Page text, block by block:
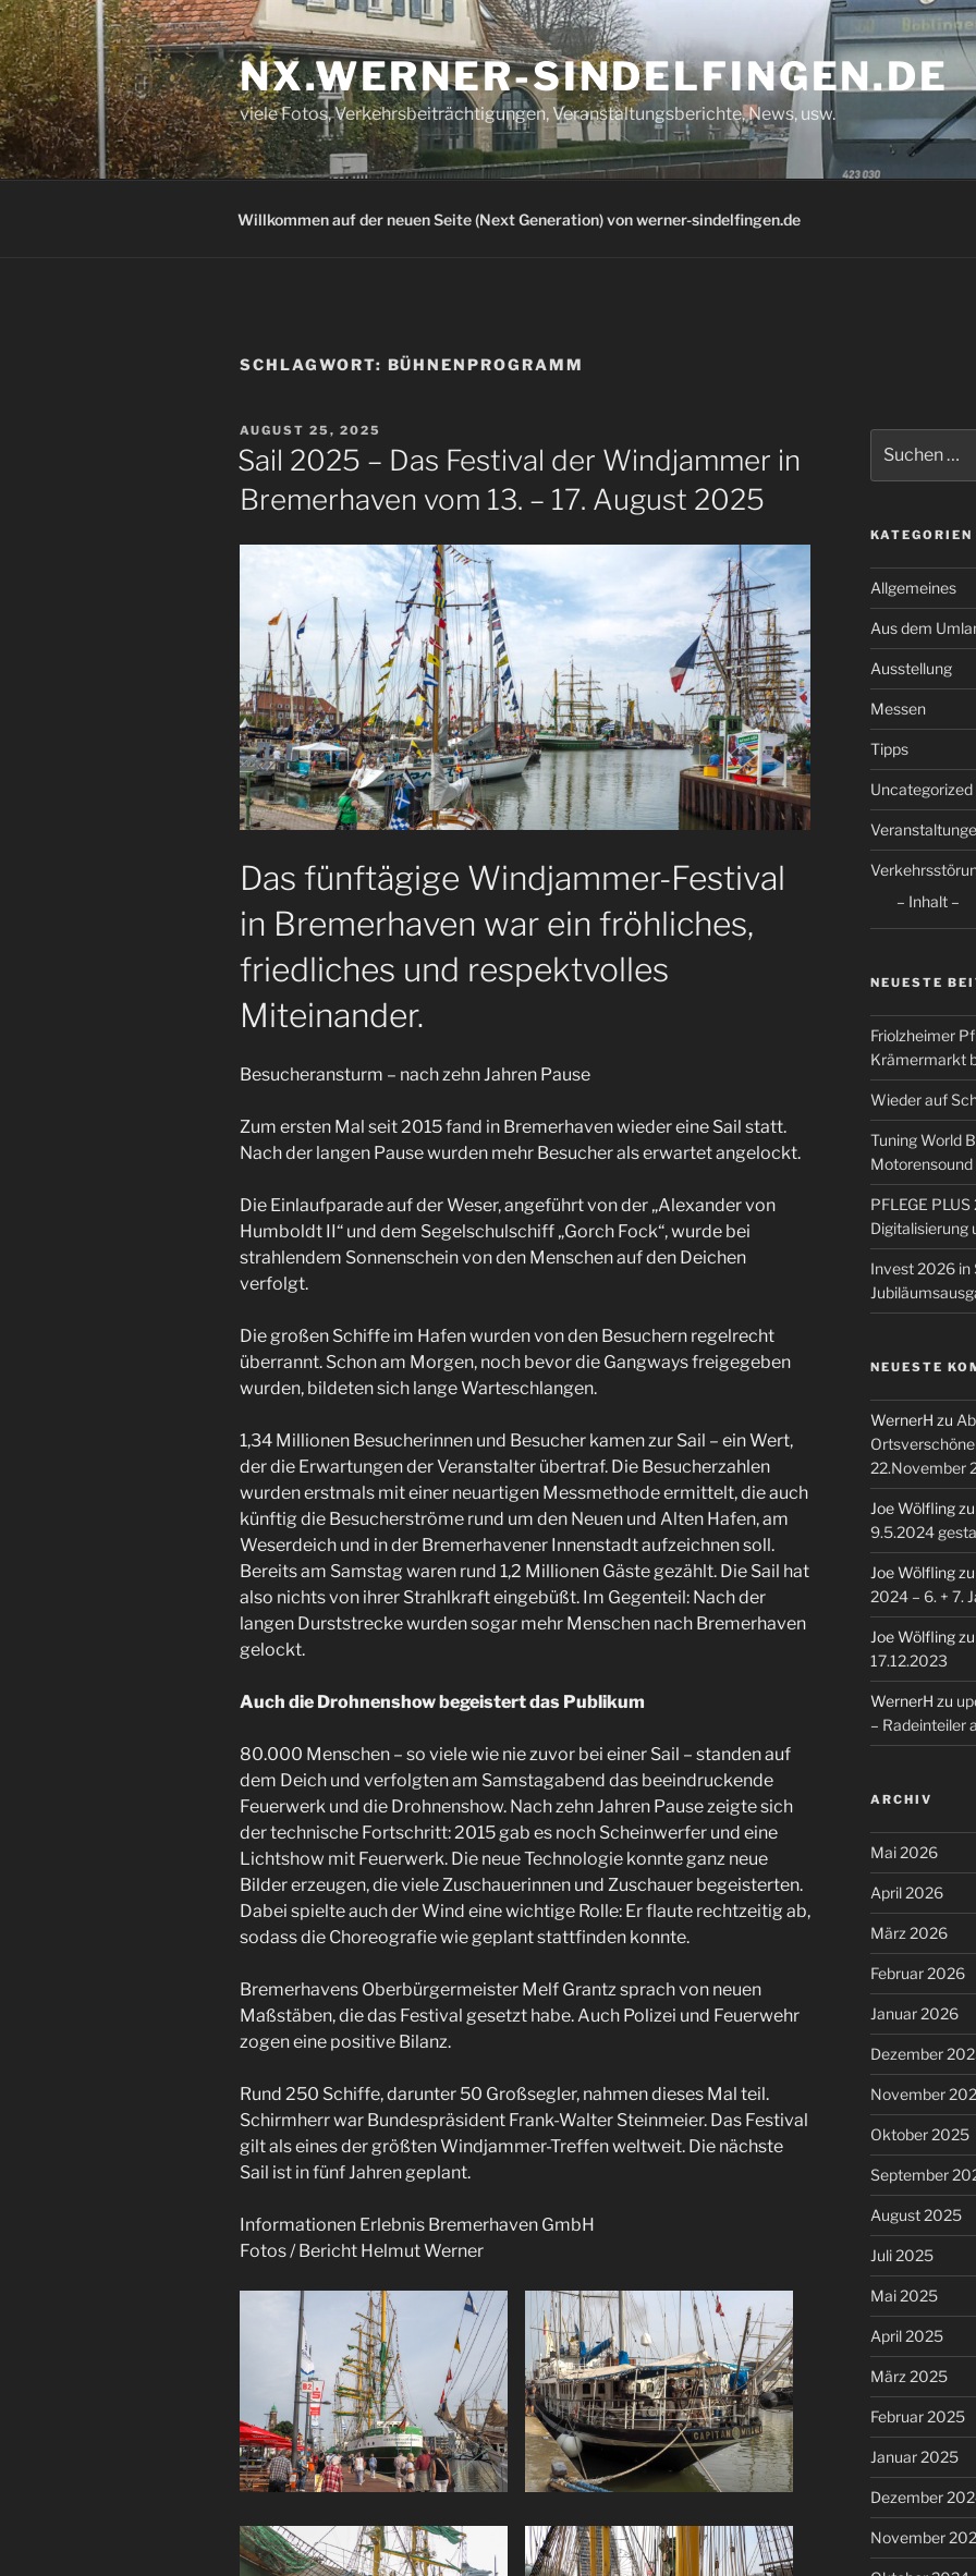
Zum
Inhalt
springen
NX.WERNER-SINDELFINGEN.DE
viele Fotos, Verkehrsbeiträchtigungen, Veranstaltungsberichte, News, usw.
Willkommen auf der neuen Seite (Next Generation) von werner-sindelfingen.de
SCHLAGWORT: BÜHNENPROGRAMM
VERÖFFENTLICHT
AM
AUGUST 25, 2025
Sail 2025 – Das Festival der Windjammer in
Bremerhaven vom 13. – 17. August 2025
Das fünftägige Windjammer-Festival
in Bremerhaven war ein fröhliches,
friedliches und respektvolles
Miteinander.
Besucheransturm – nach zehn Jahren Pause
Zum ersten Mal seit 2015 fand in Bremerhaven wieder eine Sail statt.
Nach der langen Pause wurden mehr Besucher als erwartet angelockt.
Die Einlaufparade auf der Weser, angeführt von der „Alexander von
Humboldt II“ und dem Segelschulschiff „Gorch Fock“, wurde bei
strahlendem Sonnenschein von den Menschen auf den Deichen
verfolgt.
Die großen Schiffe im Hafen wurden von den Besuchern regelrecht
überrannt. Schon am Morgen, noch bevor die Gangways freigegeben
wurden, bildeten sich lange Warteschlangen.
1,34 Millionen Besucherinnen und Besucher kamen zur Sail – ein Wert,
der die Erwartungen der Veranstalter übertraf. Die Besucherzahlen
wurden erstmals mit einer neuartigen Messmethode ermittelt, die auch
künftig die Besucherströme rund um den Neuen und Alten Hafen, am
Weserdeich und in der Bremerhavener Innenstadt aufzeichnen soll.
Bereits am Samstag waren rund 1,2 Millionen Gäste gezählt. Die Sail hat
also nichts von ihrer Strahlkraft eingebüßt. Im Gegenteil: Nach der
langen Durststrecke wurden sogar mehr Menschen nach Bremerhaven
gelockt.
Auch die Drohnenshow begeistert das Publikum
80.000 Menschen – so viele wie nie zuvor bei einer Sail – standen auf
dem Deich und verfolgten am Samstagabend das beeindruckende
Feuerwerk und die Drohnenshow. Nach zehn Jahren Pause zeigte sich
der technische Fortschritt: 2015 gab es noch Scheinwerfer und eine
Lichtshow mit Feuerwerk. Die neue Technologie konnte ganz neue
Bilder erzeugen, die viele Zuschauerinnen und Zuschauer begeisterten.
Dabei spielte auch der Wind eine wichtige Rolle: Er flaute rechtzeitig ab,
sodass die Choreografie wie geplant stattfinden konnte.
Bremerhavens Oberbürgermeister Melf Grantz sprach von neuen
Maßstäben, die das Festival gesetzt habe. Auch Polizei und Feuerwehr
zogen eine positive Bilanz.
Rund 250 Schiffe, darunter 50 Großsegler, nahmen dieses Mal teil.
Schirmherr war Bundespräsident Frank-Walter Steinmeier. Das Festival
gilt als eines der größten Windjammer-Treffen weltweit. Die nächste
Sail ist in fünf Jahren geplant.
Informationen Erlebnis Bremerhaven GmbH
Fotos / Bericht Helmut Werner
nach:
KATEGORIEN
Allgemeines
Aus dem
Ausstellung
Messen
Tipps
Uncategorized
– Inhalt –
NEUESTE
Friolzheimer
Krämermarkt
Wieder auf
Tuning World
PFLEGE
Digitalisierung
Invest 2026 in
NEUESTE
WernerH zu
22.November
Joe Wölflingzu
9.5.2024
Joe Wölflingzu
2024 – 6. + 7.
Joe Wölflingzu
17.12.2023
WernerH zu
– Radeinteiler
ARCHIV
Mai 2026
April 2026
März 2026
Februar 2026
Januar 2026
Dezember
November
Oktober 2025
September
August 2025
Juli 2025
Mai 2025
April 2025
März 2025
Februar 2025
Januar 2025
Dezember
November